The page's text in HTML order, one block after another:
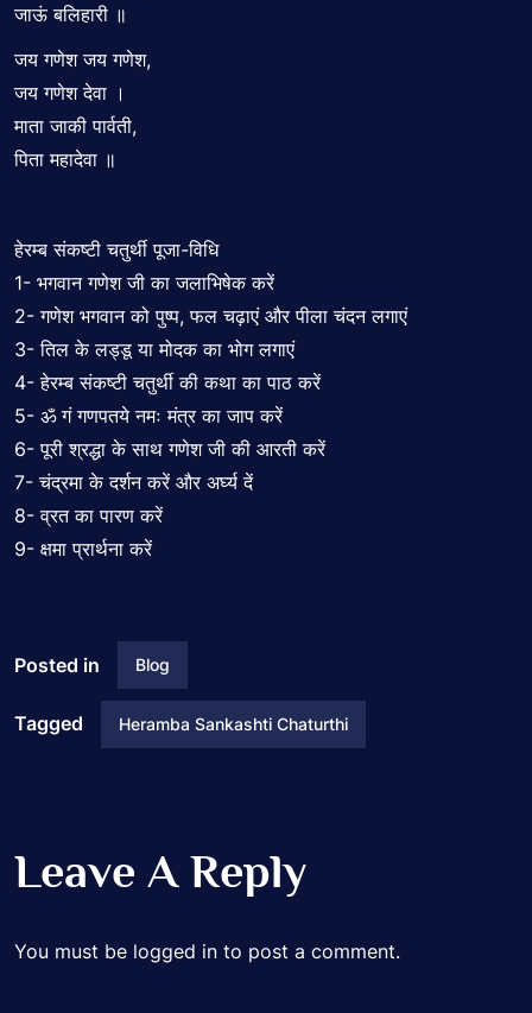
जाऊं बलिहारी ॥
जय गणेश जय गणेश,
जय गणेश देवा ।
माता जाकी पार्वती,
पिता महादेवा ॥
हेरम्ब संकष्टी चतुर्थी पूजा-विधि
1- भगवान गणेश जी का जलाभिषेक करें
2- गणेश भगवान को पुष्प, फल चढ़ाएं और पीला चंदन लगाएं
3- तिल के लड्डू या मोदक का भोग लगाएं
4- हेरम्ब संकष्टी चतुर्थी की कथा का पाठ करें
5- ॐ गं गणपतये नमः मंत्र का जाप करें
6- पूरी श्रद्धा के साथ गणेश जी की आरती करें
7- चंद्रमा के दर्शन करें और अर्घ्य दें
8- व्रत का पारण करें
9- क्षमा प्रार्थना करें
Posted in Blog
Tagged Heramba Sankashti Chaturthi
Leave A Reply
You must be logged in to post a comment.